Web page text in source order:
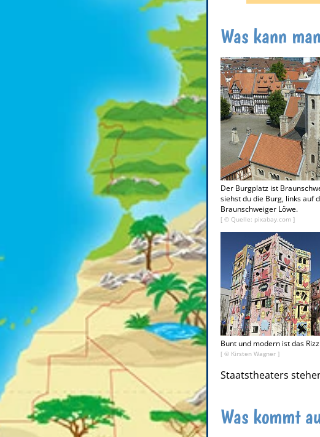
Was kann
Der Burgplatz ist
siehst du die Burg, links auf
Braunschweiger Löwe.
[ © Quelle: pixabay.com ]
Bunt und modern ist das
[ © Kirsten Wagner ]
Staatstheaters
Was kommt